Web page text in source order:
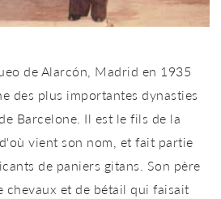
de Alarcón, Madrid en 1935
des plus importantes dynasties
Barcelone. Il est le fils de la
vient son nom, et fait partie
de paniers gitans. Son père
chevaux et de bétail qui faisait